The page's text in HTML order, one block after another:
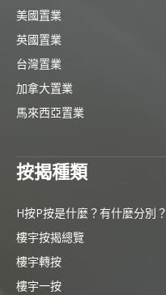
美國置業
英國置業
台灣置業
加拿大置業
馬來西亞置業
按揭種類
H按P按是什麼？有什麼分別？
樓宇按揭總覽
樓宇轉按
樓宇一按